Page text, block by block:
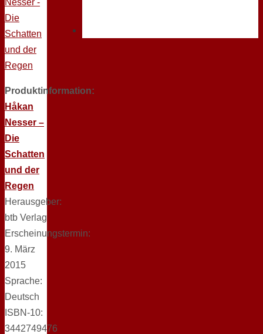
Produktinformation:
Håkan
Nesser –
Die
Schatten
und der
Regen
Herausgeber:
btb Verlag
Erscheinungstermin:
9. März
2015
Sprache:
Deutsch
ISBN-10:
3442749476